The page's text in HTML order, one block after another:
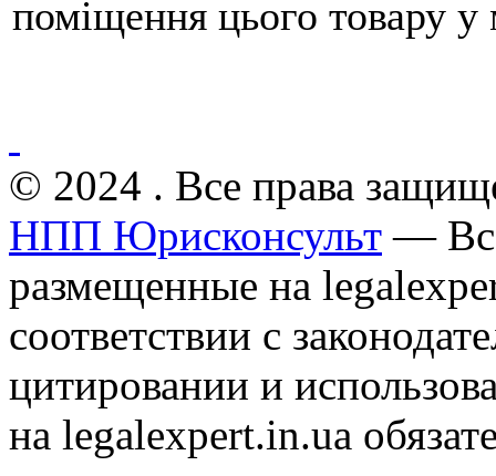
поміщення цього товару
© 2024 . Все права
НПП Юрисконсульт —
размещенные на
соответствии с
цитировании и
на legalexpert.in.ua